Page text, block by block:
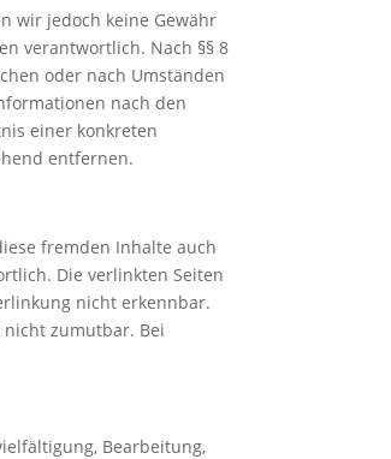
wir jedoch keine Gewähr
verantwortlich. Nach §§ 8
oder nach Umständen
nach den
einer konkreten
entfernen.
fremden Inhalte auch
Die verlinkten Seiten
nicht erkennbar.
zumutbar. Bei
Bearbeitung,